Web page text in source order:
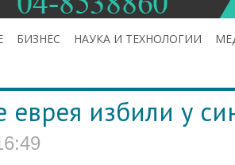
БИЗНЕС НАУКА И ТЕХНОЛОГИИ
избили у